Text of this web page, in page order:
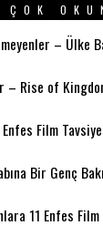
– Ülke
– Rise of
Film
Bir Genç
11 Enfes